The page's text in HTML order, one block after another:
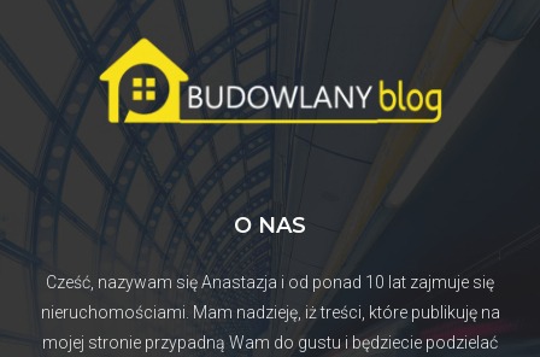
O NAS
Cześć, nazywam się Anastazja i od ponad 10 lat zajmuje się
nieruchomościami. Mam nadzieję, iż treści, które publikuję na
mojej stronie przypadną Wam do gustu i będziecie podzielać